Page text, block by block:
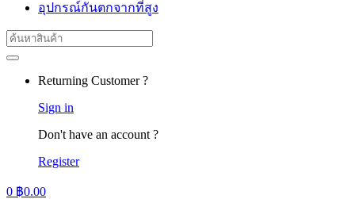
อุปกรณ์กันตกจากที่สูง
Search
for:
Returning Customer ?
Sign in
Don't have an account ?
Register
0 ฿0.00